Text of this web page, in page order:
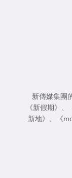
新傳媒集團
《新假期》
新地》
《